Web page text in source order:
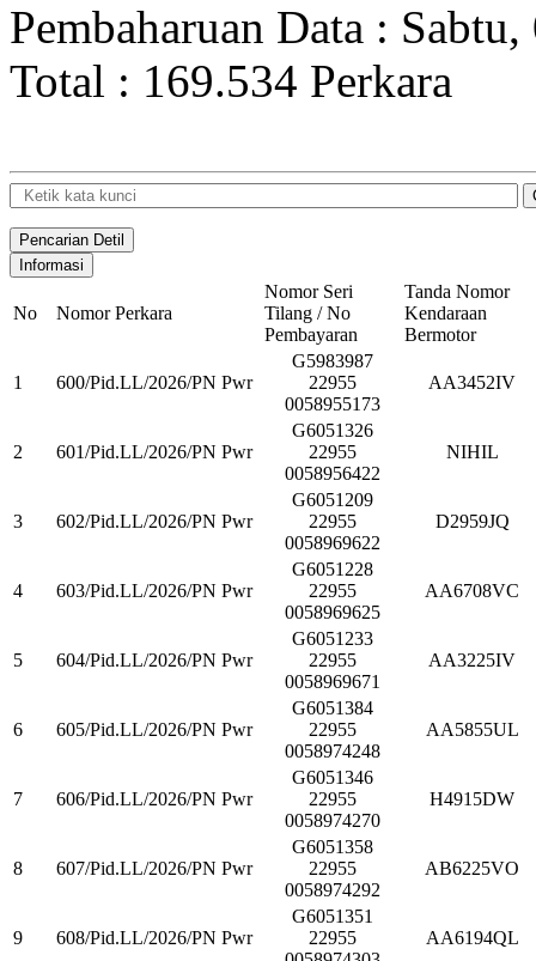
Pembaharuan Data :
Total : 169.534 Perkara
No Nomor Perkara
Nomor Seri
Tilang / No
Pembayaran
Tanda Nomor
Kendaraan
Bermotor
1 600/Pid.LL/2026/PN Pwr
G5983987
22955
0058955173
AA3452IV
2 601/Pid.LL/2026/PN Pwr
G6051326
22955
0058956422
NIHIL
3 602/Pid.LL/2026/PN Pwr
G6051209
22955
0058969622
D2959JQ
4 603/Pid.LL/2026/PN Pwr
G6051228
22955
0058969625
AA6708VC
5 604/Pid.LL/2026/PN Pwr
G6051233
22955
0058969671
AA3225IV
6 605/Pid.LL/2026/PN Pwr
G6051384
22955
0058974248
AA5855UL
7 606/Pid.LL/2026/PN Pwr
G6051346
22955
0058974270
H4915DW
8 607/Pid.LL/2026/PN Pwr
G6051358
22955
0058974292
AB6225VO
9 608/Pid.LL/2026/PN Pwr
G6051351
22955
AA6194QL